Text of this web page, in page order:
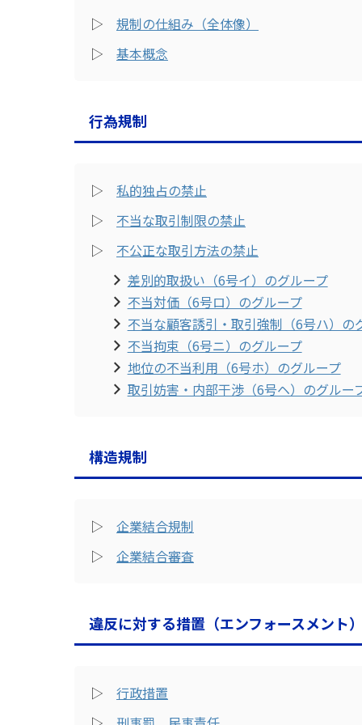
▷ 規制の仕組み（全体像）
▷ 基本概念
行為規制
▷ 私的独占の禁止
▷ 不当な取引制限の禁止
▷ 不公正な取引方法の禁止
差別的取扱い（6号イ）のグループ
不当対価（6号ロ）のグループ
不当な顧客誘引・取引強制（6号ハ）の
不当拘束（6号ニ）のグループ
地位の不当利用（6号ホ）のグループ
取引妨害・内部干渉（6号ヘ）のグルー
構造規制
▷ 企業結合規制
▷ 企業結合審査
違反に対する措置（エンフォースメント
▷ 行政措置